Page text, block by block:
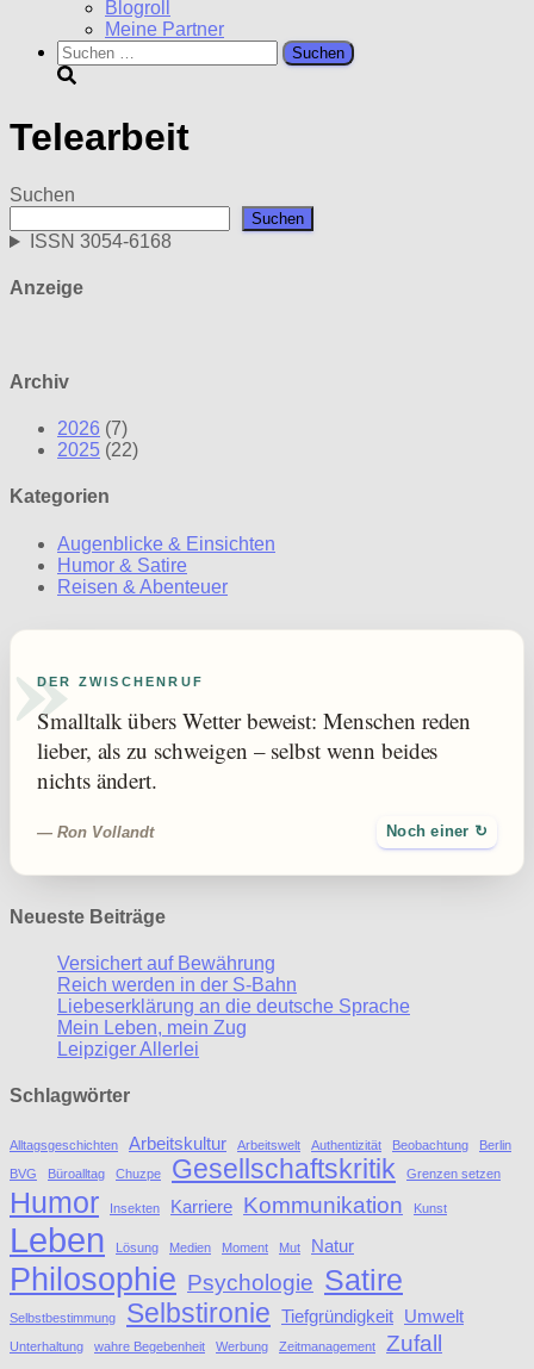
Blogroll
Meine Partner
Suchen
nach:
Telearbeit
Suchen
Suchen
ISSN 3054-6168
Anzeige
Archiv
2026 (7)
2025 (22)
Kategorien
Augenblicke & Einsichten
Humor & Satire
Reisen & Abenteuer
»
DER ZWISCHENRUF
Smalltalk übers Wetter beweist: Menschen reden
lieber, als zu schweigen – selbst wenn beides
nichts ändert.
— Ron Vollandt Noch einer ↻
Neueste Beiträge
Versichert auf Bewährung
Reich werden in der S-Bahn
Liebeserklärung an die deutsche Sprache
Mein Leben, mein Zug
Leipziger Allerlei
Schlagwörter
Alltagsgeschichten Arbeitskultur Arbeitswelt Authentizität Beobachtung
Berlin
BVG
Büroalltag Chuzpe Gesellschaftskritik Grenzen setzen
Humor Insekten Karriere Kommunikation Kunst
Leben Lösung Medien Moment Mut Natur
Philosophie Psychologie Satire
Selbstbestimmung Selbstironie Tiefgründigkeit Umwelt
Unterhaltung wahre Begebenheit Werbung Zeitmanagement Zufall